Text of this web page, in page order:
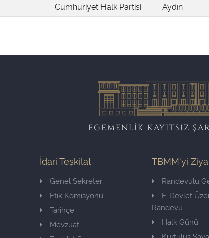
Cumhuriyet Halk Partisi Aydın
EGEMENLİK KAYITSIZ
İdari Teşkilat
Genel Sekreter
Etik Komisyonu
Tarihçe
Mevzuat
TBMM'yi
Randevulu
E-Devlet
Randevu
Halk Günü